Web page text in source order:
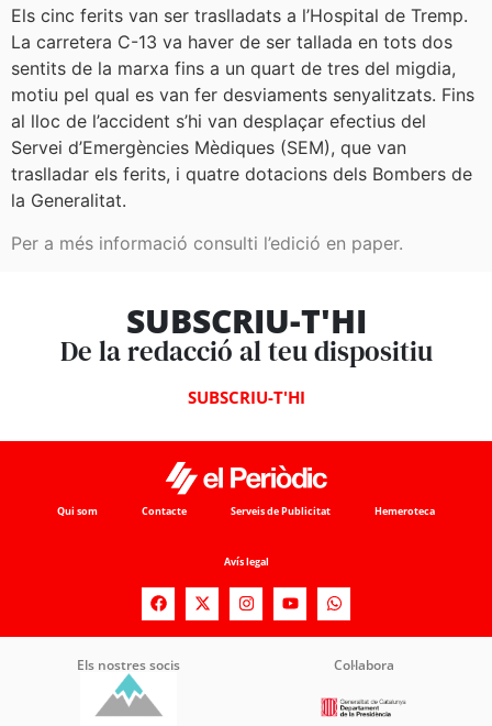
Els cinc ferits van ser traslladats a l’Hospital de Tremp.
La carretera C-13 va haver de ser tallada en tots dos
sentits de la marxa fins a un quart de tres del migdia,
motiu pel qual es van fer desviaments senyalitzats. Fins
al lloc de l’accident s’hi van desplaçar efectius del
Servei d’Emergències Mèdiques (SEM), que van
traslladar els ferits, i quatre dotacions dels Bombers de
la Generalitat.
Per a més informació consulti l’edició en paper.
SUBSCRIU-T'HI
De la redacció al teu dispositiu
SUBSCRIU-T'HI
Qui som Contacte Serveis de Publicitat Hemeroteca
Avís legal
Els nostres socis Col·labora